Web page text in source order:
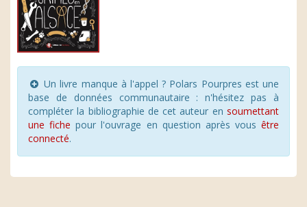
Un livre manque à l'appel ? Polars Pourpres est une
base de données communautaire : n'hésitez pas à
compléter la bibliographie de cet auteur en soumettant
une fiche pour l'ouvrage en question après vous être
connecté.